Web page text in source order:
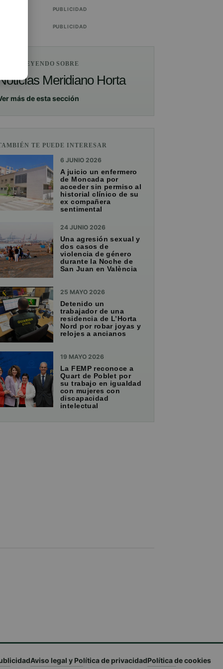
PUBLICIDAD
PUBLICIDAD
LEYENDO SOBRE
Meridiano Horta
más de esta sección
TE PUEDE INTERESAR
6 JUNIO 2026
A juicio un enfermero
de Moncada por
acceder sin permiso al
historial clínico de su
ex compañera
sentimental
24 JUNIO 2026
Una agresión sexual y
dos casos de
violencia de género
durante la Noche de
San Juan en València
25 MAYO 2026
Detenido un
trabajador de una
residencia de L’Horta
Nord por robar joyas y
relojes a ancianos
19 MAYO 2026
La FEMP reconoce a
Quart de Poblet por
su trabajo en igualdad
con mujeres con
discapacidad
intelectual
Aviso legal y Política de privacidadPolítica de cookies